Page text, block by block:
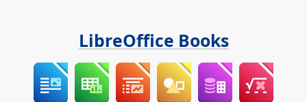
LibreOffice Books